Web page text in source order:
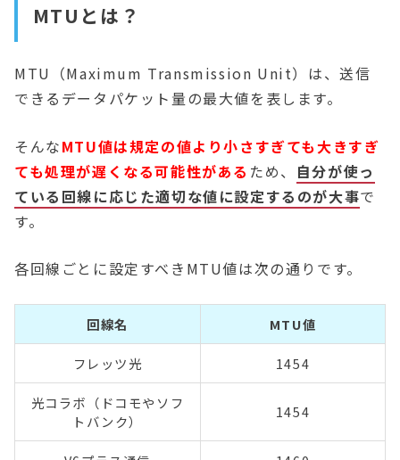
MTUとは？
MTU（Maximum Transmission Unit）は、送信
できるデータパケット量の最大値を表します。
そんなMTU値は規定の値より小さすぎても大きすぎ
ても処理が遅くなる可能性がある ため、 自分が使っ
ている回線に応じた適切な値に設定するのが大事で
す。
各回線ごとに設定すべきMTU値は次の通りです。
回線名 MTU値
フレッツ光 1454
光コラボ（ドコモやソフ
トバンク）
1454